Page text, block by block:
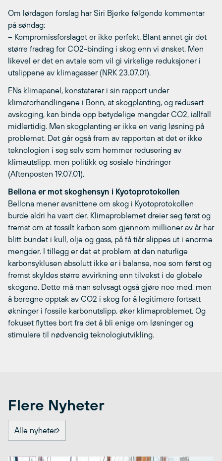
Om lørdagen forslag har Siri Bjerke følgende kommentar
på søndag:
– Kompromissforslaget er ikke perfekt. Blant annet gir det
større fradrag for CO2-binding i skog enn vi ønsket. Men
likevel er det en avtale som vil gi virkelige reduksjoner i
utslippene av klimagasser (NRK 23.07.01).
FNs klimapanel, konstaterer i sin rapport under
klimaforhandlingene i Bonn, at skogplanting, og redusert
avskoging, kan binde opp betydelige mengder CO2, iallfall
midlertidig. Men skogplanting er ikke en varig løsning på
problemet. Det går også frem av rapporten at det er ikke
teknologien i seg selv som hemmer redusering av
klimautslipp, men politikk og sosiale hindringer
(Aftenposten 19.07.01).
Bellona er mot skoghensyn i Kyotoprotokollen
Bellona mener avsnittene om skog i Kyotoprotokollen
burde aldri ha vært der. Klimaproblemet dreier seg først og
fremst om at fossilt karbon som gjennom millioner av år har
blitt bundet i kull, olje og gass, på få tiår slippes ut i enorme
mengder. I tillegg er det et problem at den naturlige
karbonsyklusen absolutt ikke er i balanse, noe som først og
fremst skyldes større avvirkning enn tilvekst i de globale
skogene. Dette må man selvsagt også gjøre noe med, men
å beregne opptak av CO2 i skog for å legitimere fortsatt
økninger i fossile karbonutslipp, øker klimaproblemet. Og
fokuset flyttes bort fra det å bli enige om løsninger og
stimulere til nødvendig teknologiutvikling.
Flere Nyheter
Alle nyheter